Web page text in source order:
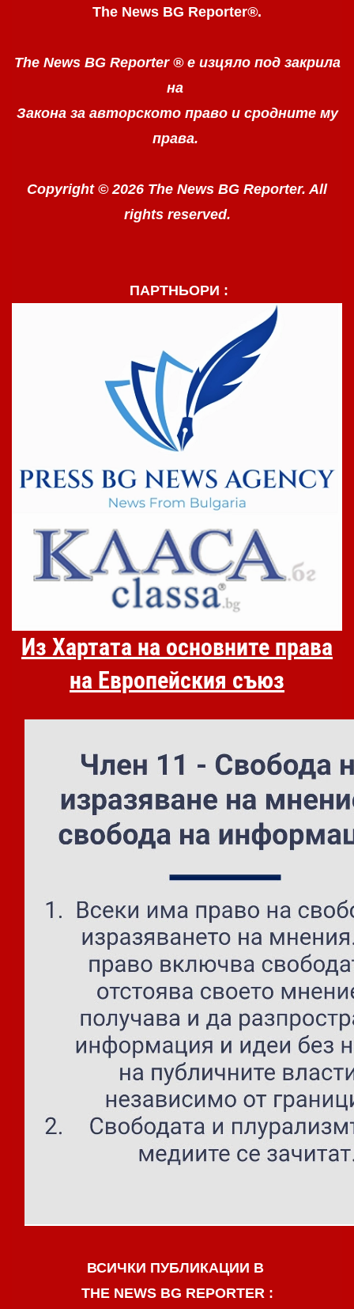
The News BG Reporter®.
The News BG Reporter ® е изцяло под закрила
на
Закона за авторското право и сродните му
права.
Copyright © 2026 The News BG Reporter. All
rights reserved.
ПАРТНЬОРИ :
Из Хартата на основните права
на Европейския съюз
ВСИЧКИ ПУБЛИКАЦИИ В
THE NEWS BG REPORTER :